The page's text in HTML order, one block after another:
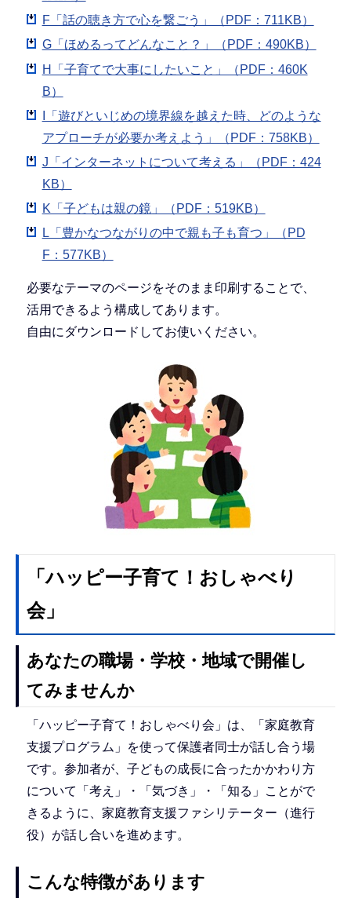
F「話の聴き方で心を繋ごう」（PDF：711KB）
G「ほめるってどんなこと？」（PDF：490KB）
H「子育てで大事にしたいこと」（PDF：460K
B）
I「遊びといじめの境界線を越えた時、どのような
アプローチが必要か考えよう」（PDF：758KB）
J「インターネットについて考える」（PDF：424
KB）
K「子どもは親の鏡」（PDF：519KB）
L「豊かなつながりの中で親も子も育つ」（PD
F：577KB）
必要なテーマのページをそのまま印刷することで、
活用できるよう構成してあります。
自由にダウンロードしてお使いください。
「ハッピー子育て！おしゃべり
会」
あなたの職場・学校・地域で開催し
てみませんか
「ハッピー子育て！おしゃべり会」は、「家庭教育
支援プログラム」を使って保護者同士が話し合う場
です。参加者が、子どもの成長に合ったかかわり方
について「考え」・「気づき」・「知る」ことがで
きるように、家庭教育支援ファシリテーター（進行
役）が話し合いを進めます。
こんな特徴があります